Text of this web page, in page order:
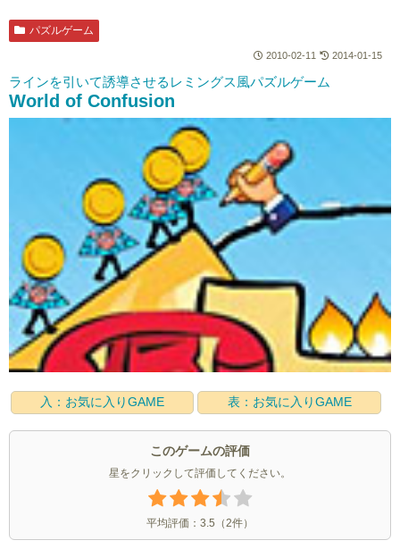
パズルゲーム
2010-02-11 2014-01-15
ラインを引いて誘導させるレミングス風パズルゲーム
World of Confusion
入：お気に入りGAME 表：お気に入りGAME
このゲームの評価
星をクリックして評価してください。
平均評価： 3.5 （2件）